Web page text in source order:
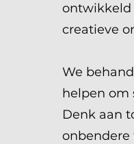
ontwikkeld
creatieve
We
helpen om
Denk aan
onbendere